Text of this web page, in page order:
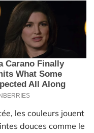
les couleurs jouent
douces comme le